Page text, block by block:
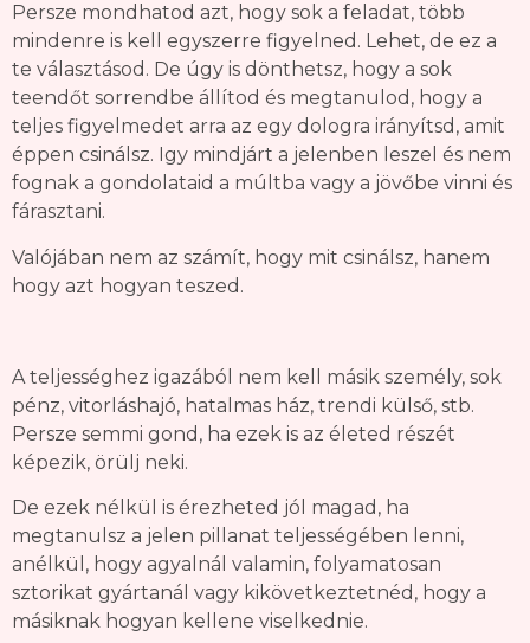
Persze mondhatod azt, hogy sok a feladat, több
mindenre is kell egyszerre figyelned. Lehet, de ez a
te választásod. De úgy is dönthetsz, hogy a sok
teendőt sorrendbe állítod és megtanulod, hogy a
teljes figyelmedet arra az egy dologra irányítsd, amit
éppen csinálsz. Igy mindjárt a jelenben leszel és nem
fognak a gondolataid a múltba vagy a jövőbe vinni és
fárasztani.
Valójában nem az számít, hogy mit csinálsz, hanem
hogy azt hogyan teszed.
A teljességhez igazából nem kell másik személy, sok
pénz, vitorláshajó, hatalmas ház, trendi külső, stb.
Persze semmi gond, ha ezek is az életed részét
képezik, örülj neki.
De ezek nélkül is érezheted jól magad, ha
megtanulsz a jelen pillanat teljességében lenni,
anélkül, hogy agyalnál valamin, folyamatosan
sztorikat gyártanál vagy kikövetkeztetnéd, hogy a
másiknak hogyan kellene viselkednie.